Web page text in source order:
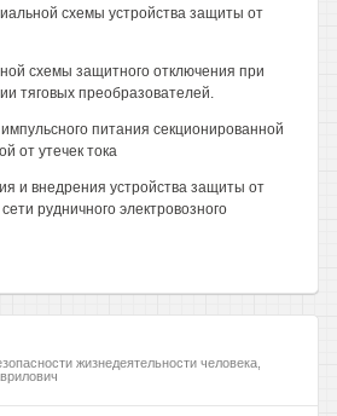
схемы устройства защиты от
схемы защитного отключения при
тяговых преобразователей.
питания секционированной
от утечек тока
и внедрения устройства защиты от
рудничного электровозного
жизнедеятельности человека,